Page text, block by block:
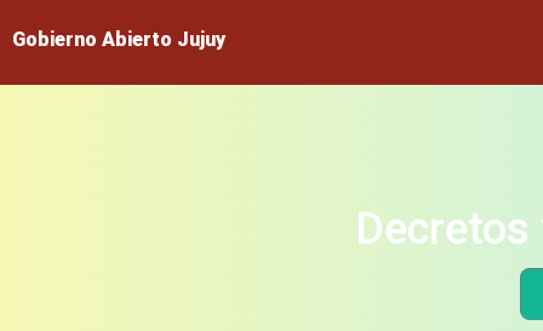
Gobierno Abierto Jujuy